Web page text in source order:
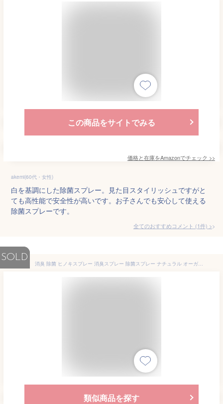
この商品をサイトでみる
価格と在庫をAmazonでチェック >>
akemi(60代・女性)
白を基調にした除菌スプレー。見た目スタイリッシュですがと
ても高性能で安全性が高いです。お子さんでも安心して使える
除菌スプレーです。
全てのおすすめコメント (1件) >
SOLD
消臭 除菌 ヒノキスプレー 消臭スプレー 除菌スプレー ナチュラル オーガニック フレグランス スプレー 天然成分 ひのき 檜 香り キュート 可愛い ギフト 殺菌 ダニ 防虫 抗菌 除菌 フレッシュウォーター 無添加 リラックス 安眠 北欧 おしゃれ 芳香 アロマテラピー 自然素材
類似商品を探す